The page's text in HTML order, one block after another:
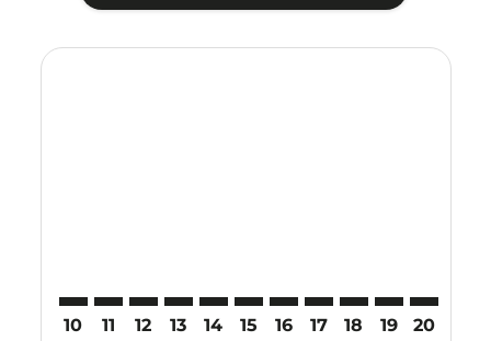
10 11 12 13 14 15 16 17 18 19 20